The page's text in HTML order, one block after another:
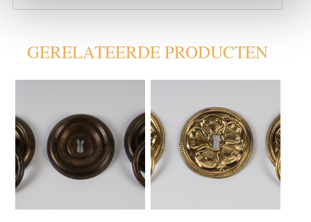
GERELATEERDE PRODUCTEN